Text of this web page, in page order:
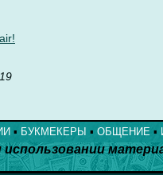
▪ БУКМЕКЕРЫ ▪ ОБЩЕНИЕ ▪
использовании